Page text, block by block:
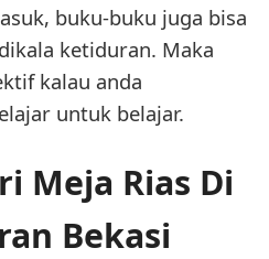
buku-buku juga bisa
ketiduran. Maka
kalau anda
untuk belajar.
Meja Rias Di
Bekasi